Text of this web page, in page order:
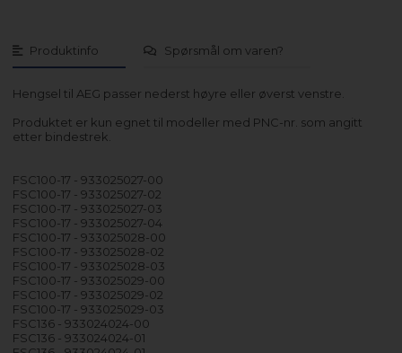
Produktinfo Spørsmål om varen?
Hengsel til AEG passer nederst høyre eller øverst venstre.
Produktet er kun egnet til modeller med PNC-nr. som angitt
etter bindestrek.
FSC100-17 - 933025027-00
FSC100-17 - 933025027-02
FSC100-17 - 933025027-03
FSC100-17 - 933025027-04
FSC100-17 - 933025028-00
FSC100-17 - 933025028-02
FSC100-17 - 933025028-03
FSC100-17 - 933025029-00
FSC100-17 - 933025029-02
FSC100-17 - 933025029-03
FSC136 - 933024024-00
FSC136 - 933024024-01